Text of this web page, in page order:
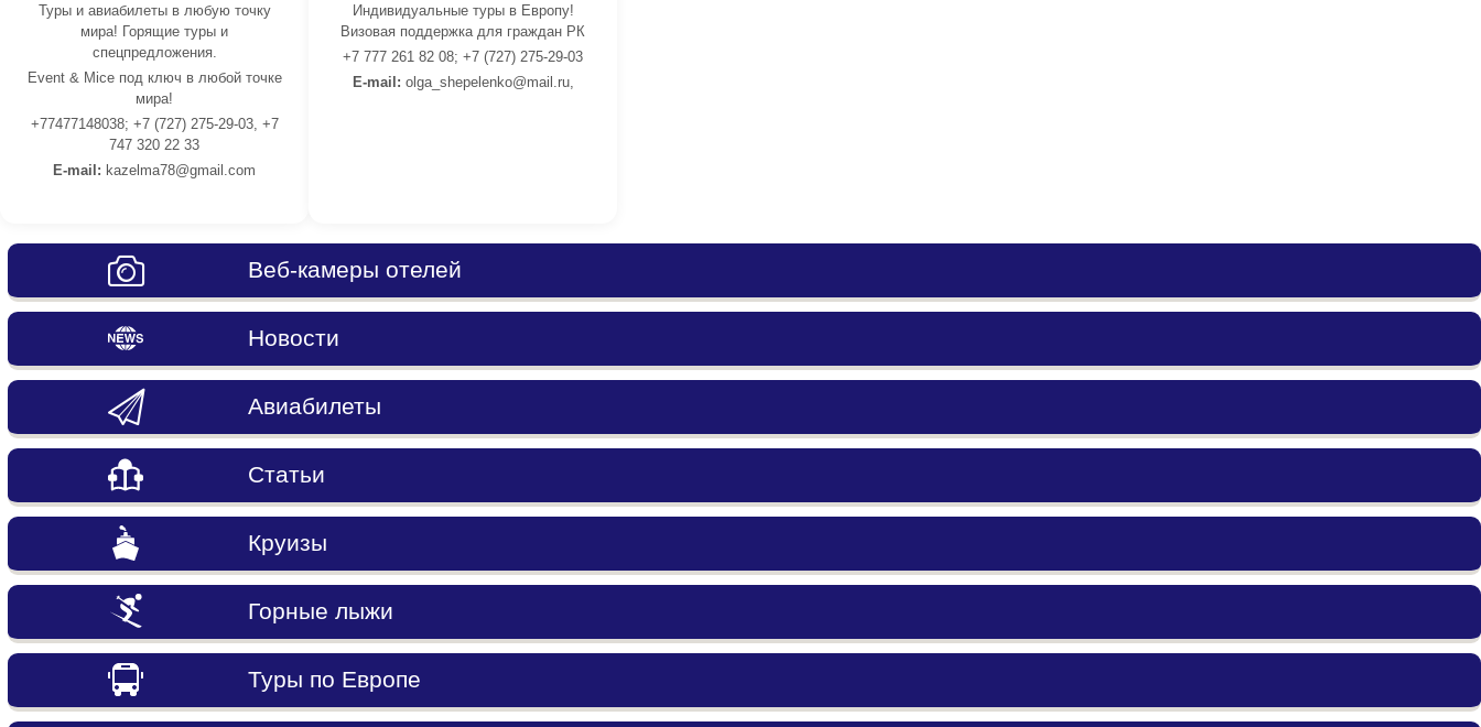
Туры и авиабилеты в любую точку
мира! Горящие туры и
спецпредложения.
Event & Mice под ключ в любой точке
мира!
+77477148038; +7 (727) 275-29-03, +7
747 320 22 33
E-mail: kazelma78@gmail.com
Индивидуальные туры в Европу!
Визовая поддержка для граждан РК
+7 777 261 82 08; +7 (727) 275-29-03
E-mail: olga_shepelenko@mail.ru,
Веб-камеры отелей
Новости
Авиабилеты
Статьи
Круизы
Горные лыжи
Туры по Европе